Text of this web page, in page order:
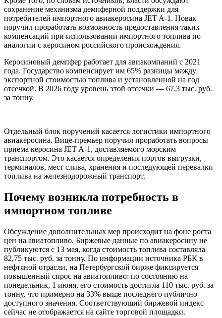
сохранение механизма демпферной поддержки для
потребителей импортного авиакеросина JET A-1. Новак
поручил проработать возможность предоставления таких
компенсаций при использовании импортного топлива по
аналогии с керосином российского происхождения.
Керосиновый демпфер работает для авиакомпаний с 2021
года. Государство компенсирует им 65% разницы между
экспортной стоимостью топлива и установленной на год
отсечкой. В 2026 году уровень этой отсечки — 67,3 тыс. руб.
за тонну.
Отдельный блок поручений касается логистики импортного
авиакеросина. Вице-премьер поручил проработать вопросы
приема керосина JET A-1, доставляемого морским
транспортом. Это касается определения портов выгрузки,
терминалов, мест слива, хранения и последующей перевалки
топлива на железнодорожный транспорт.
Почему возникла потребность в
импортном топливе
Обсуждение дополнительных мер происходит на фоне роста
цен на авиатопливо. Биржевые данные по авиакеросину не
публикуются с 13 мая, когда стоимость топлива составляла
82,75 тыс. руб. за тонну. По информации источника РБК в
нефтяной отрасли, на Петербургской бирже фиксируется
повышенный спрос на авиатопливо: по состоянию на
понедельник, 1 июня, его стоимость достигла 110 тыс. руб. за
тонну, что примерно на 33% выше последнего публично
доступного значения. Соответствующий биржевой индекс
сейчас не отображается на сайте торговой площадки.